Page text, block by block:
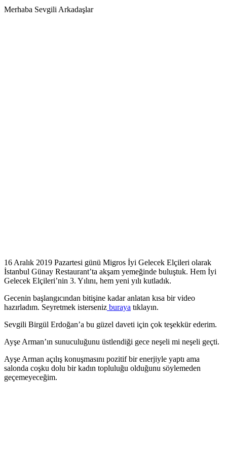
Merhaba Sevgili Arkadaşlar
16 Aralık 2019 Pazartesi günü Migros İyi Gelecek Elçileri olarak
İstanbul Günay Restaurant’ta akşam yemeğinde buluştuk. Hem İyi
Gelecek Elçileri’nin 3. Yılını, hem yeni yılı kutladık.
Gecenin başlangıcından bitişine kadar anlatan kısa bir video
hazırladım. Seyretmek isterseniz buraya tıklayın.
Sevgili Birgül Erdoğan’a bu güzel daveti için çok teşekkür ederim.
Ayşe Arman’ın sunuculuğunu üstlendiği gece neşeli mi neşeli geçti.
Ayşe Arman açılış konuşmasını pozitif bir enerjiyle yaptı ama
salonda coşku dolu bir kadın topluluğu olduğunu söylemeden
geçemeyeceğim.